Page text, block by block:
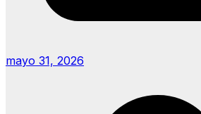
mayo 31, 2026